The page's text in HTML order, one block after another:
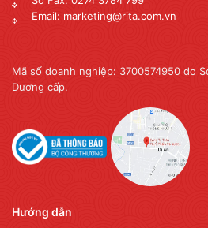
Email: marketing@rita.com.vn
Mã số doanh nghiệp: 3700574950 do
Dương cấp.
Hướng dẫn